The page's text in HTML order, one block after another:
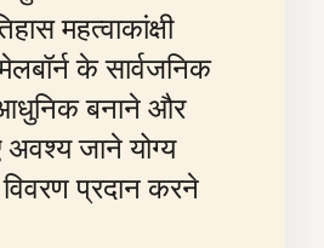
महत्वाकांक्षी
के सार्वजनिक
आधुनिक बनाने और
जाने योग्य
प्रदान करने